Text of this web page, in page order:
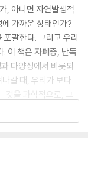
, 아니면 자연발생적
가까운 상태인가?
괄한다. 그리고 우리
이 책은 자폐증, 난독
다양성에서 비롯되
갈 때, 우리가 보다
것을 과학적으로, 그
한 생각이 완전히 바